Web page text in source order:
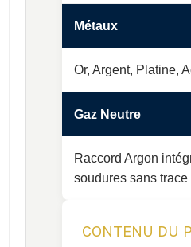
Métaux
Or, Argent, Platine,
Gaz Neutre
Raccord Argon
soudures sans trace
CONTENU DU